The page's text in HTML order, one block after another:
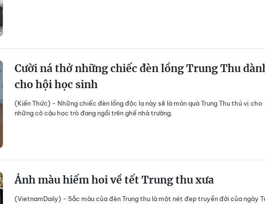
Cười ná thở những chiếc đèn lồng Trung Thu
cho hội học sinh
(Kiến Thức) - Những chiếc đèn lồng độc lạ này sẽ là món quà Trung Thu thú vị cho
những cô cậu học trò đang ngồi trên ghế nhà trường.
Ảnh màu hiếm hoi về tết Trung thu xưa
(VietnamDaily) - Sắc màu của đèn Trung thu là một nét đẹp truyền đời của ngày